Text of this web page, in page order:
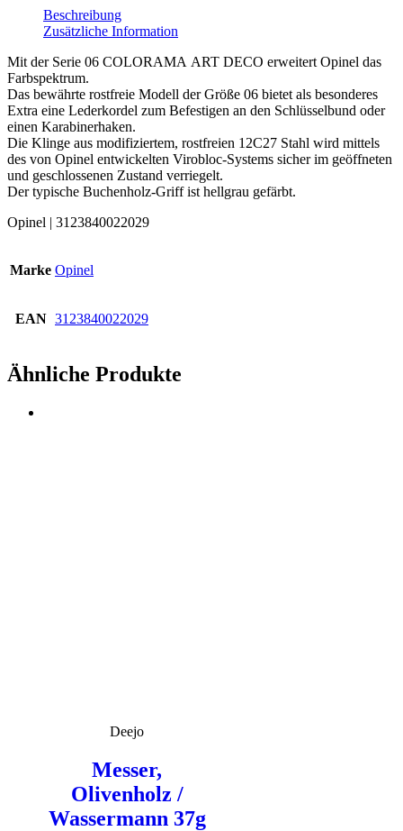
Beschreibung
Zusätzliche Information
Mit der Serie 06 COLORAMA ART DECO erweitert Opinel das
Farbspektrum.
Das bewährte rostfreie Modell der Größe 06 bietet als besonderes
Extra eine Lederkordel zum Befestigen an den Schlüsselbund oder
einen Karabinerhaken.
Die Klinge aus modifiziertem, rostfreien 12C27 Stahl wird mittels
des von Opinel entwickelten Virobloc-Systems sicher im geöffneten
und geschlossenen Zustand verriegelt.
Der typische Buchenholz-Griff ist hellgrau gefärbt.
Opinel | 3123840022029
Marke Opinel
EAN 3123840022029
Ähnliche Produkte
Deejo
Messer,
Olivenholz /
Wassermann 37g